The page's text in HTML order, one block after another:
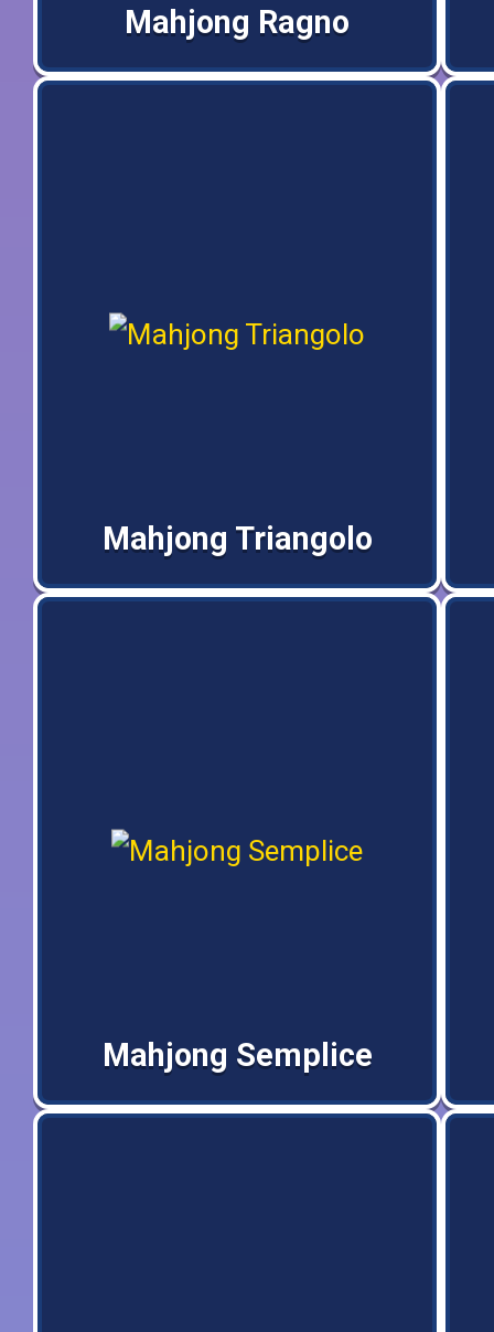
Mahjong Ragno
Mahjong Triangolo
Mahjong Semplice